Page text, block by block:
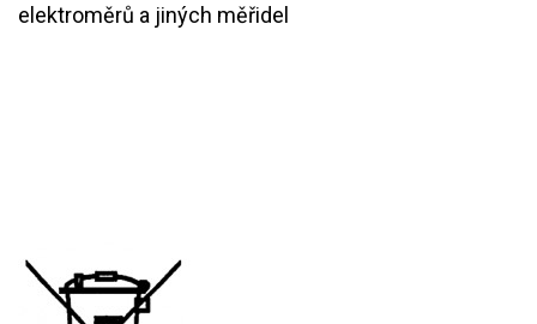
elektroměrů a jiných měřidel